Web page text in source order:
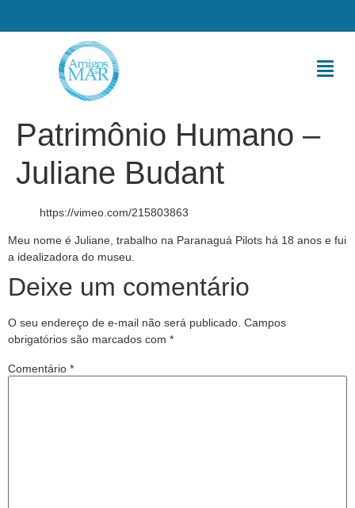
Patrimônio Humano –
Juliane Budant
https://vimeo.com/215803863
Meu nome é Juliane, trabalho na Paranaguá Pilots há 18 anos e fui
a idealizadora do museu.
Deixe um comentário
O seu endereço de e-mail não será publicado. Campos
obrigatórios são marcados com *
Comentário *